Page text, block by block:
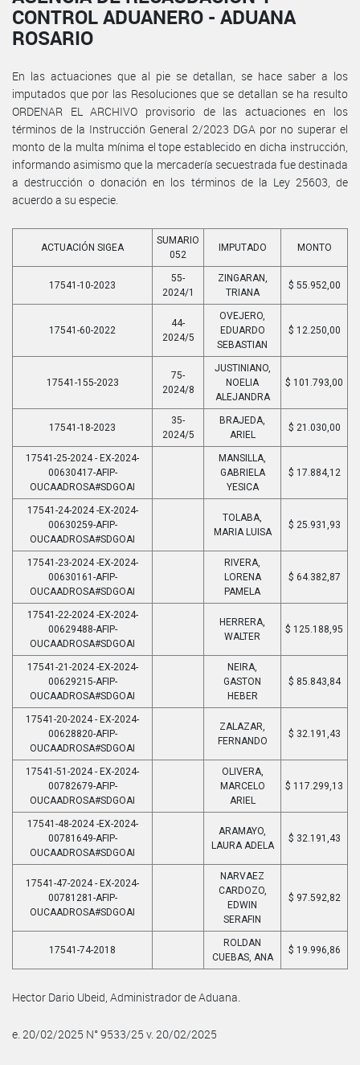
CONTROL ADUANERO - ADUANA
ROSARIO
En las actuaciones que al pie se detallan, se hace saber a los
imputados que por las Resoluciones que se detallan se ha resulto
ORDENAR EL ARCHIVO provisorio de las actuaciones en los
términos de la Instrucción General 2/2023 DGA por no superar el
monto de la multa mínima el tope establecido en dicha instrucción,
informando asimismo que la mercadería secuestrada fue destinada
a destrucción o donación en los términos de la Ley 25603, de
acuerdo a su especie.
ACTUACIÓN SIGEA
SUMARIO
052
IMPUTADO MONTO
17541-10-2023
55-
2024/1
ZINGARAN,
TRIANA
$ 55.952,00
17541-60-2022
44-
2024/5
OVEJERO,
EDUARDO
SEBASTIAN
$ 12.250,00
17541-155-2023
75-
2024/8
JUSTINIANO,
NOELIA
ALEJANDRA
$ 101.793,00
17541-18-2023
35-
2024/5
BRAJEDA,
ARIEL
$ 21.030,00
17541-25-2024 - EX-2024-
00630417-AFIP-
OUCAADROSA#SDGOAI
MANSILLA,
GABRIELA
YESICA
$ 17.884,12
17541-24-2024 -EX-2024-
00630259-AFIP-
OUCAADROSA#SDGOAI
TOLABA,
MARIA LUISA
$ 25.931,93
17541-23-2024 -EX-2024-
00630161-AFIP-
OUCAADROSA#SDGOAI
RIVERA,
LORENA
PAMELA
$ 64.382,87
17541-22-2024 -EX-2024-
00629488-AFIP-
OUCAADROSA#SDGOAI
HERRERA,
WALTER
$ 125.188,95
17541-21-2024 -EX-2024-
00629215-AFIP-
OUCAADROSA#SDGOAI
NEIRA,
GASTON
HEBER
$ 85.843,84
17541-20-2024 - EX-2024-
00628820-AFIP-
OUCAADROSA#SDGOAI
ZALAZAR,
FERNANDO
$ 32.191,43
17541-51-2024 - EX-2024-
00782679-AFIP-
OUCAADROSA#SDGOAI
OLIVERA,
MARCELO
ARIEL
$ 117.299,13
17541-48-2024 -EX-2024-
00781649-AFIP-
OUCAADROSA#SDGOAI
ARAMAYO,
LAURA ADELA
$ 32.191,43
17541-47-2024 - EX-2024-
00781281-AFIP-
OUCAADROSA#SDGOAI
NARVAEZ
CARDOZO,
EDWIN
SERAFIN
$ 97.592,82
17541-74-2018
ROLDAN
CUEBAS, ANA
$ 19.996,86
Hector Dario Ubeid, Administrador de Aduana.
e. 20/02/2025 N° 9533/25 v. 20/02/2025